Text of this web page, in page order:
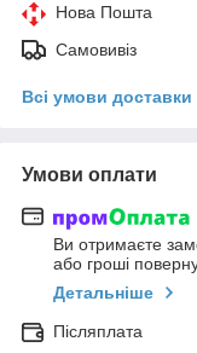
Нова Пошта
Самовивіз
Всі умови доставки
Умови оплати
Ви отримаєте
або гроші
Детальніше
Післяплата